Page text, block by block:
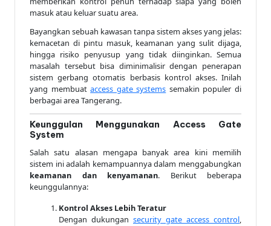
masuk atau keluar suatu area.
Bayangkan sebuah kawasan tanpa sistem akses yang jelas:
kemacetan di pintu masuk, keamanan yang sulit dijaga,
hingga risiko penyusup yang tidak diinginkan. Semua
masalah tersebut bisa diminimalisir dengan penerapan
sistem gerbang otomatis berbasis kontrol akses. Inilah
yang membuataccess gate systems semakin populer di
berbagai area Tangerang.
Keunggulan Menggunakan Access Gate
System
Salah satu alasan mengapa banyak area kini memilih
sistem ini adalah kemampuannya dalam menggabungkan
keamanan dan kenyamanan. Berikut beberapa
keunggulannya:
Kontrol Akses Lebih Teratur
Dengan dukungan security gate access control,